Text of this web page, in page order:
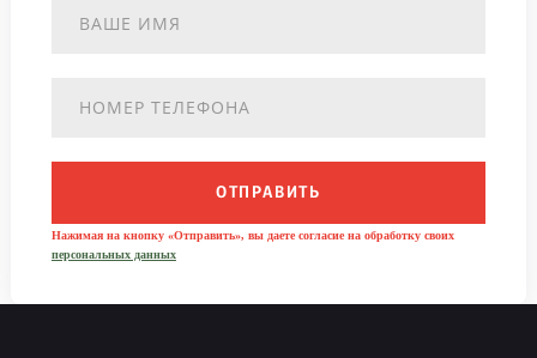
ОТПРАВИТЬ
Нажимая на кнопку «Отправить», вы даете согласие на обработку своих
персональных данных